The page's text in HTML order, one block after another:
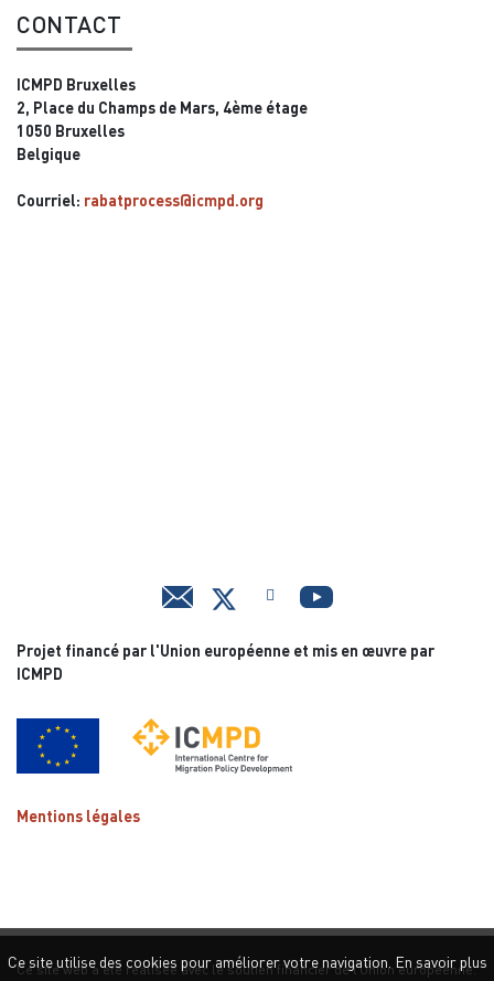
CONTACT
ICMPD Bruxelles
2, Place du Champs de Mars, 4ème étage
1050 Bruxelles
Belgique
Courriel: rabatprocess@icmpd.org
Projet financé par l'Union européenne et mis en œuvre par
ICMPD
Mentions légales
Ce site web a été réalisée avec le soutien financier de l’Union européenne.
Ce site utilise des cookies pour améliorer votre navigation. En savoir plus